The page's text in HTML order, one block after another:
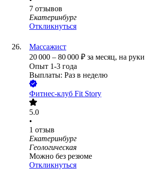
7 отзывов
Екатеринбург
Откликнуться
Массажист
20 000 – 80 000 ₽ за месяц, на руки
Опыт 1-3 года
Выплаты: Раз в неделю
Фитнес-клуб Fit Story
5.0
•
1 отзыв
Екатеринбург
Геологическая
Можно без резюме
Откликнуться